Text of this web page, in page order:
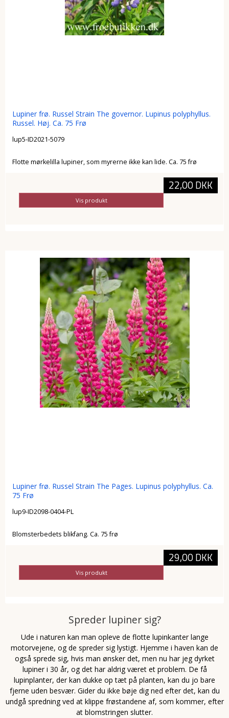
Lupiner frø. Russel Strain The governor. Lupinus polyphyllus.
Russel. Høj. Ca. 75 Frø
lup5-ID2021-5079
Flotte mørkelilla lupiner, som myrerne ikke kan lide. Ca. 75 frø
22,00 DKK
Vis produkt
Lupiner frø. Russel Strain The Pages. Lupinus polyphyllus. Ca.
75 Frø
lup9-ID2098-0404-PL
Blomsterbedets blikfang. Ca. 75 frø
29,00 DKK
Vis produkt
Spreder lupiner sig?
Ude i naturen kan man opleve de flotte lupinkanter lange
motorvejene, og de spreder sig lystigt. Hjemme i haven kan de
også sprede sig, hvis man ønsker det, men nu har jeg dyrket
lupiner i 30 år, og det har aldrig været et problem. De få
lupinplanter, der kan dukke op tæt på planten, kan du jo bare
fjerne uden besvær. Gider du ikke bøje dig ned efter det, kan du
undgå spredning ved at klippe frøstandene af, som kommer, efter
at blomstringen slutter.